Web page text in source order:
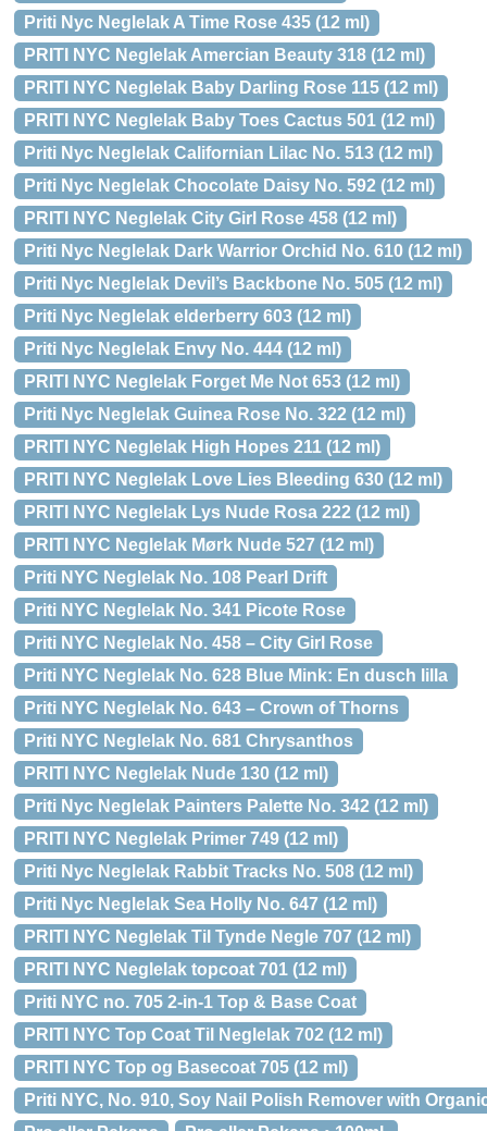
Priti Nyc Neglelak A Time Rose 435 (12 ml)
PRITI NYC Neglelak Amercian Beauty 318 (12 ml)
PRITI NYC Neglelak Baby Darling Rose 115 (12 ml)
PRITI NYC Neglelak Baby Toes Cactus 501 (12 ml)
Priti Nyc Neglelak Californian Lilac No. 513 (12 ml)
Priti Nyc Neglelak Chocolate Daisy No. 592 (12 ml)
PRITI NYC Neglelak City Girl Rose 458 (12 ml)
Priti Nyc Neglelak Dark Warrior Orchid No. 610 (12 ml)
Priti Nyc Neglelak Devil’s Backbone No. 505 (12 ml)
Priti Nyc Neglelak elderberry 603 (12 ml)
Priti Nyc Neglelak Envy No. 444 (12 ml)
PRITI NYC Neglelak Forget Me Not 653 (12 ml)
Priti Nyc Neglelak Guinea Rose No. 322 (12 ml)
PRITI NYC Neglelak High Hopes 211 (12 ml)
PRITI NYC Neglelak Love Lies Bleeding 630 (12 ml)
PRITI NYC Neglelak Lys Nude Rosa 222 (12 ml)
PRITI NYC Neglelak Mørk Nude 527 (12 ml)
Priti NYC Neglelak No. 108 Pearl Drift
Priti NYC Neglelak No. 341 Picote Rose
Priti NYC Neglelak No. 458 – City Girl Rose
Priti NYC Neglelak No. 628 Blue Mink: En dusch lilla
Priti NYC Neglelak No. 643 – Crown of Thorns
Priti NYC Neglelak No. 681 Chrysanthos
PRITI NYC Neglelak Nude 130 (12 ml)
Priti Nyc Neglelak Painters Palette No. 342 (12 ml)
PRITI NYC Neglelak Primer 749 (12 ml)
Priti Nyc Neglelak Rabbit Tracks No. 508 (12 ml)
Priti Nyc Neglelak Sea Holly No. 647 (12 ml)
PRITI NYC Neglelak Til Tynde Negle 707 (12 ml)
PRITI NYC Neglelak topcoat 701 (12 ml)
Priti NYC no. 705 2-in-1 Top & Base Coat
PRITI NYC Top Coat Til Neglelak 702 (12 ml)
PRITI NYC Top og Basecoat 705 (12 ml)
Priti NYC, No. 910, Soy Nail Polish Remover with